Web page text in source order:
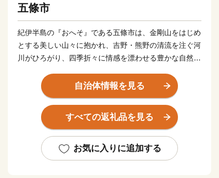
五條市
紀伊半島の『おへそ』である五條市は、金剛山をはじめ
とする美しい山々に抱かれ、吉野・熊野の清流を注ぐ河
川がひろがり、四季折々に情感を漂わせる豊かな自然に
清らかな大地と水に育まれた日本一の柿や梅などの果
樹、鮎やあまごなどの川魚をはじめ、大自然の恩みを受
けた当地ならではのおいしいものも満載。
明治維新発祥の地である五條市は、ロマンあふれる歴史
す重要伝統的建造物群保存地区『新町通り』、ユネスコ
の世界遺産に登録された「大峯奥駈道」も自慢です。
自治体情報を見る
すべての返礼品を見る
お気に入りに追加する